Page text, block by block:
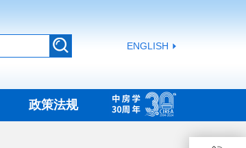
ENGLISH
政策法规